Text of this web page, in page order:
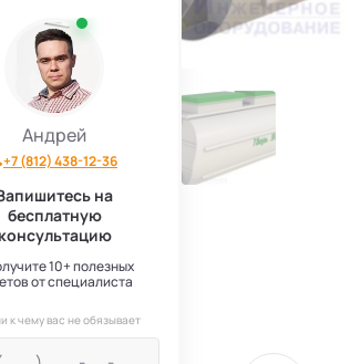
Андрей
+7 (812) 438-12-36
на
бесплатную
консультацию
10+ полезных
от специалиста
к чему вас не обязывает